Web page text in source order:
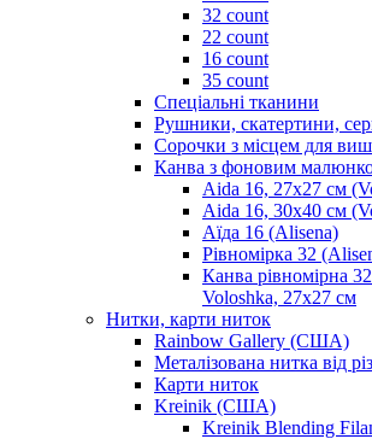
32 count
22 count
16 count
35 count
Спеціальні тканини
Рушники, скатертини,
Сорочки з місцем для
Канва з фоновим
Aida 16, 27х27 см
Aida 16, 30х40 см
Аїда 16 (Alisena)
Рівномірка 32
Канва рівномірна
Voloshka, 27х27 см
Нитки, карти ниток
Rainbow Gallery (США)
Металізована нитка від
Карти ниток
Kreinik (США)
Kreinik Blending